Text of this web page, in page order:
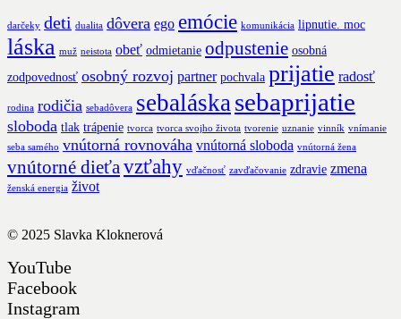
darčeky deti dualita dôvera ego emócie komunikácia lipnutie. moc
láska muž neistota obeť odmietanie odpustenie osobná
zodpovednosť osobný rozvoj partner pochvala prijatie radosť
rodina rodičia sebadôvera sebaláska sebaprijatie
sloboda tlak trápenie tvorca tvorca svojho života tvorenie uznanie vinník vnímanie
seba samého vnútorná rovnováha vnútorná sloboda vnútorná žena
vnútorné dieťa vzťahy vďačnosť zavďačovanie zdravie zmena
ženská energia život
© 2025 Slavka Kloknerová
YouTube
Facebook
Instagram